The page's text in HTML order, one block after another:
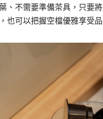
、不需要準備茶具，只要
也可以把握空檔優雅享受